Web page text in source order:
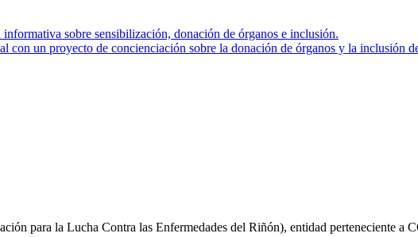
con un proyecto de concienciación sobre la donación de órganos y la inclusión
para la Lucha Contra las Enfermedades del Riñón), entidad perteneciente